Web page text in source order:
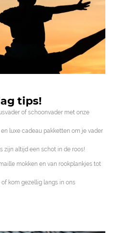
tips!
of schoonvader met onze
luxe cadeau pakketten om je vader
zijn altijd een schot in de roos!
mokken en van rookplankjes tot
kom gezellig langs in ons